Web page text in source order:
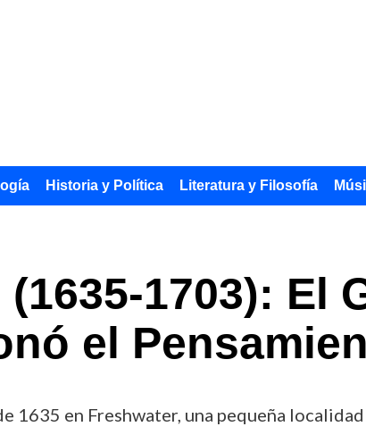
Historia y Política Literatura y Filosofía
1703): El
el
1635 en Freshwater, una pequeña